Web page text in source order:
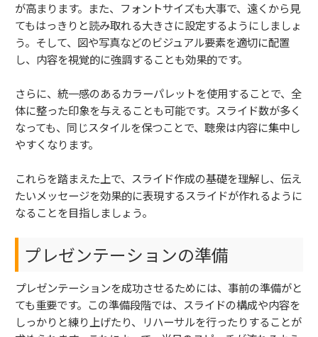
が高まります。また、フォントサイズも大事で、遠くから見
てもはっきりと読み取れる大きさに設定するようにしましょ
う。そして、図や写真などのビジュアル要素を適切に配置
し、内容を視覚的に強調することも効果的です。
さらに、統一感のあるカラーパレットを使用することで、全
体に整った印象を与えることも可能です。スライド数が多く
なっても、同じスタイルを保つことで、聴衆は内容に集中し
やすくなります。
これらを踏まえた上で、スライド作成の基礎を理解し、伝え
たいメッセージを効果的に表現するスライドが作れるように
なることを目指しましょう。
プレゼンテーションの準備
プレゼンテーションを成功させるためには、事前の準備がと
ても重要です。この準備段階では、スライドの構成や内容を
しっかりと練り上げたり、リハーサルを行ったりすることが